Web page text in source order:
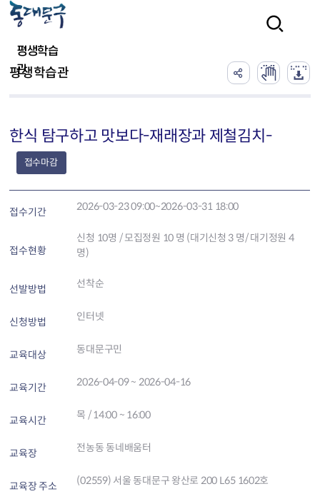
평생학습
관
평생학습관
한식 탐구하고 맛보다-재래장과 제철김치-
접수마감
접수기간 2026-03-23 09:00~2026-03-31 18:00
접수현황
신청 10명 / 모집정원 10 명 (대기신청 3 명/ 대기정원 4
명)
선발방법 선착순
신청방법 인터넷
교육대상 동대문구민
교육기간 2026-04-09 ~ 2026-04-16
교육시간 목 / 14:00 ~ 16:00
교육장 전농동 동네배움터
교육장 주소 (02559) 서울 동대문구 왕산로 200 L65 1602호